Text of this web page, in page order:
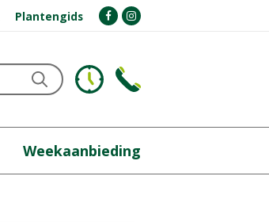
Plantengids
Weekaanbieding